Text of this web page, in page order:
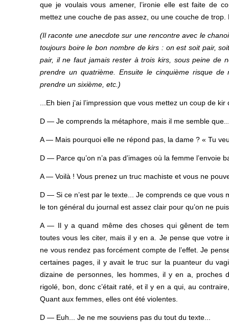
que je voulais vous amener, l’ironie elle est faite de
mettez une couche de pas assez, ou une couche de trop.
(Il raconte une anecdote sur une rencontre avec le
toujours boire le bon nombre de kirs : on est soit pair,
pair, il ne faut jamais rester à trois kirs, sous peine de
prendre un quatrième. Ensuite le cinquième risque
prendre un sixième, etc.)
...Eh bien j’ai l’impression que vous mettez un coup de
D — Je comprends la métaphore, mais il me semble
A — Mais pourquoi elle ne répond pas, la dame ? « Tu
D — Parce qu’on n’a pas d’images où la femme l’envoie
A — Voilà ! Vous prenez un truc machiste et vous ne
D — Si ce n’est par le texte... Je comprends ce que vous
le ton général du journal est assez clair pour qu’on ne
A — Il y a quand même des choses qui gênent de
toutes vous les citer, mais il y en a. Je pense que votre
ne vous rendez pas forcément compte de l’effet. Je
certaines pages, il y avait le truc sur la puanteur du
dizaine de personnes, les hommes, il y en a, proches
rigolé, bon, donc c’était raté, et il y en a qui, au
Quant aux femmes, elles ont été violentes.
D — Euh... Je ne me souviens pas du tout du texte...